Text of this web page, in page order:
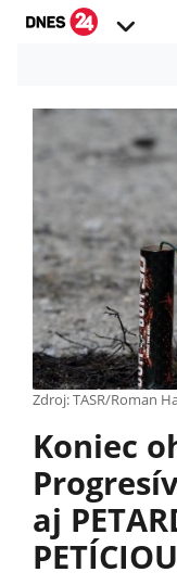
Zdroj: TASR/Roman
Koniec
aj